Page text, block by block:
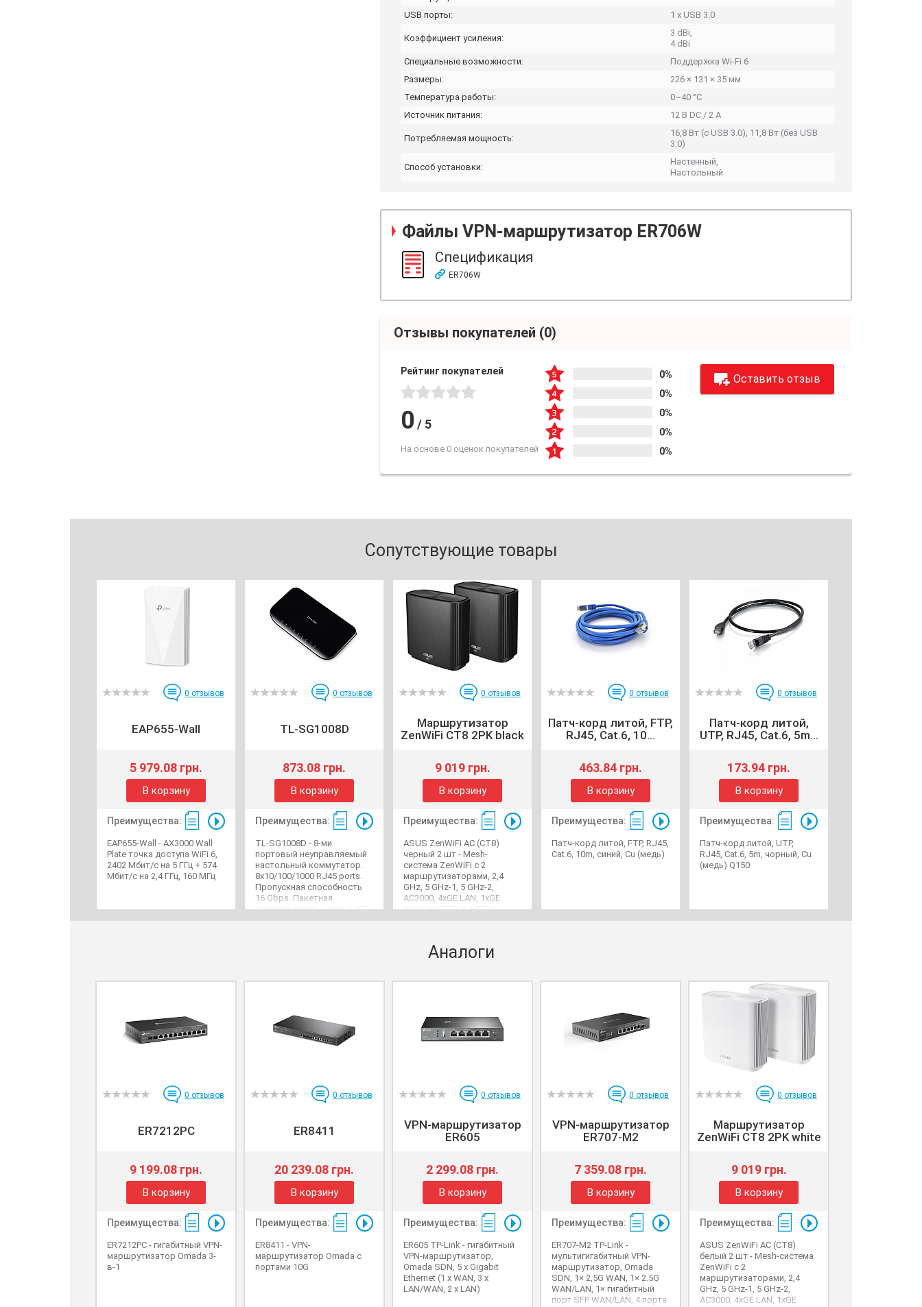
USB порты:
1 x USB 3.0
Коэффициент усиления:
3 dBi,
4 dBi
Специальные возможности:
Поддержка Wi-Fi 6
Размеры:
226 × 131 × 35 мм
Температура работы:
0~40 °C
Источник питания:
12 В DC / 2 А
Потребляемая мощность:
16,8 Вт (с USB 3.0), 11,8 Вт (без USB
3.0)
Способ установки:
Настенный,
Настольный
Файлы VPN-маршрутизатор ER706W
Спецификация
ER706W
Отзывы покупателей (0)
Рейтинг покупателей
0 / 5
На основе 0 оценок покупателей
0%
0%
0%
0%
0%
Оставить отзыв
Сопутствующие товары
0 отзывов
EAP655-Wall
5 979.08 грн.
В корзину
Преимущества:
EAP655-Wall - AX3000 Wall
Plate точка доступа WiFi 6,
2402 Мбит/с на 5 ГГц + 574
Мбит/с на 2,4 ГГц, 160 МГц
0 отзывов
TL-SG1008D
873.08 грн.
В корзину
Преимущества:
TL-SG1008D - 8-ми
портовый неуправляемый
настольный коммутатор.
8x10/100/1000 RJ45 ports.
Пропускная способность
16 Gbps. Пакетная
производительность 1,488
0 отзывов
Маршрутизатор
ZenWiFi CT8 2PK black
9 019 грн.
В корзину
Преимущества:
ASUS ZenWiFi AC (CT8)
черный 2 шт - Mesh-
система ZenWiFi с 2
маршрутизаторами, 2,4
GHz, 5 GHz-1, 5 GHz-2,
AC3000, 4xGE LAN, 1xGE
WAN, 1xUSB3.1, MESH
0 отзывов
Патч-корд литой, FTP,
RJ45, Cat.6, 10...
463.84 грн.
В корзину
Преимущества:
Патч-корд литой, FTP, RJ45,
Cat.6, 10m, синий, Cu (медь)
0 отзывов
Патч-корд литой,
UTP, RJ45, Cat.6, 5m...
173.94 грн.
В корзину
Преимущества:
Патч-корд литой, UTP,
RJ45, Cat.6, 5m, чорный, Cu
(медь) Q150
Аналоги
0 отзывов
ER7212PC
9 199.08 грн.
В корзину
Преимущества:
ER7212PC - гигабитный VPN-
маршрутизатор Omada 3-
в-1
0 отзывов
ER8411
20 239.08 грн.
В корзину
Преимущества:
ER8411 - VPN-
маршрутизатор Omada с
портами 10G
0 отзывов
VPN-маршрутизатор
ER605
2 299.08 грн.
В корзину
Преимущества:
ER605 TP-Link - гигабитный
VPN-маршрутизатор,
Omada SDN, 5 х Gigabit
Ethernet (1 х WAN, 3 х
LAN/WAN, 2 х LAN)
0 отзывов
VPN-маршрутизатор
ER707-M2
7 359.08 грн.
В корзину
Преимущества:
ER707-M2 TP-Link -
мультигигабитный VPN-
маршрутизатор, Omada
SDN, 1× 2,5G WAN, 1× 2.5G
WAN/LAN, 1× гигабитный
порт SFP WAN/LAN, 4 порта
0 отзывов
Маршрутизатор
ZenWiFi CT8 2PK white
9 019 грн.
В корзину
Преимущества:
ASUS ZenWiFi AC (CT8)
белый 2 шт - Mesh-система
ZenWiFi с 2
маршрутизаторами, 2,4
GHz, 5 GHz-1, 5 GHz-2,
AC3000, 4xGE LAN, 1xGE